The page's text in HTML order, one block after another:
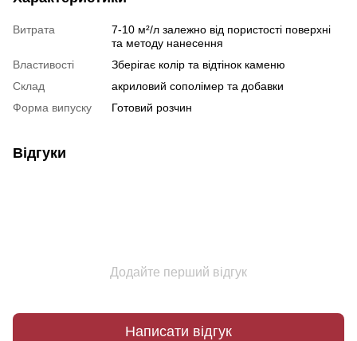
Витрата
7-10 м²/л залежно від пористості поверхні
та методу нанесення
Властивості
Зберігає колір та відтінок каменю
Склад
акриловий сополімер та добавки
Форма випуску
Готовий розчин
Відгуки
Додайте перший відгук
Написати відгук